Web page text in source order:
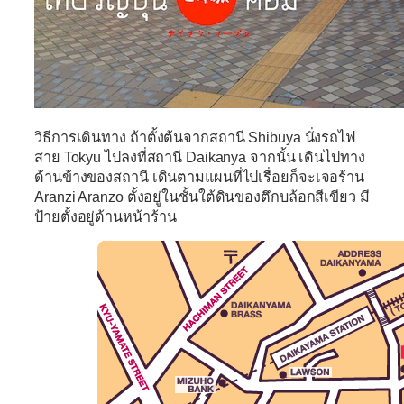
วิธีการเดินทาง ถ้าตั้งต้นจากสถานี Shibuya นั่งรถไฟ
สาย Tokyu ไปลงที่สถานี Daikanya จากนั้น เดินไปทาง
ด้านข้างของสถานี เดินตามแผนที่ไปเรื่อยก็จะเจอร้าน
Aranzi Aranzo ตั้งอยู่ในชั้นใต้ดินของตึกบล้อกสีเขียว มี
ป้ายตั้งอยู่ด้านหน้าร้าน